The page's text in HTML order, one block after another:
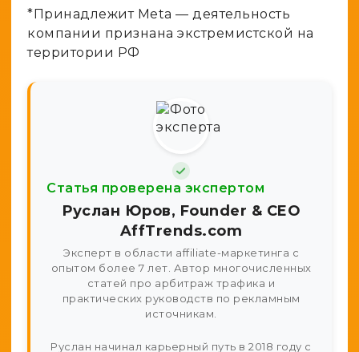
*Принадлежит Meta — деятельность
компании признана экстремистской на
территории РФ
Статья проверена экспертом
Руслан Юров, Founder & CEO
AffTrends.com
Эксперт в области affiliate-маркетинга с
опытом более 7 лет. Автор многочисленных
статей про арбитраж трафика и
практических руководств по рекламным
источникам.
Руслан начинал карьерный путь в 2018 году с